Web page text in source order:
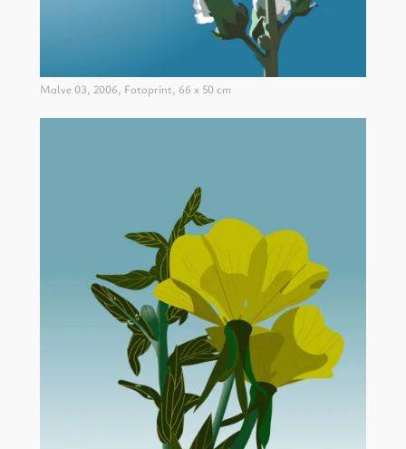
Malve 03, 2006, Fotoprint, 66 x 50 cm